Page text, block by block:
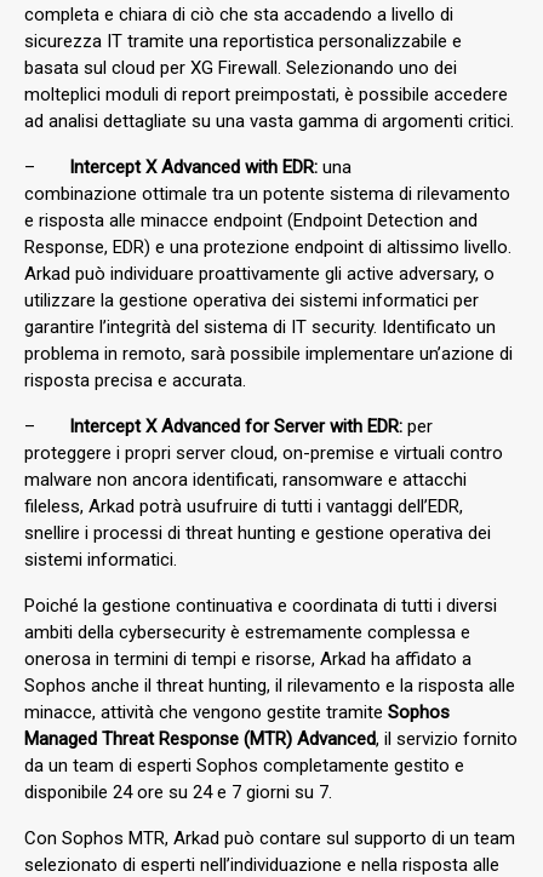
completa e chiara di ciò che sta accadendo a livello di
sicurezza IT tramite una reportistica personalizzabile e
basata sul cloud per XG Firewall. Selezionando uno dei
molteplici moduli di report preimpostati, è possibile accedere
ad analisi dettagliate su una vasta gamma di argomenti critici.
– Intercept X Advanced with EDR: una
combinazione ottimale tra un potente sistema di rilevamento
e risposta alle minacce endpoint (Endpoint Detection and
Response, EDR) e una protezione endpoint di altissimo livello.
Arkad può individuare proattivamente gli active adversary, o
utilizzare la gestione operativa dei sistemi informatici per
garantire l’integrità del sistema di IT security. Identificato un
problema in remoto, sarà possibile implementare un’azione di
risposta precisa e accurata.
– Intercept X Advanced for Server with EDR: per
proteggere i propri server cloud, on-premise e virtuali contro
malware non ancora identificati, ransomware e attacchi
fileless, Arkad potrà usufruire di tutti i vantaggi dell’EDR,
snellire i processi di threat hunting e gestione operativa dei
sistemi informatici.
Poiché la gestione continuativa e coordinata di tutti i diversi
ambiti della cybersecurity è estremamente complessa e
onerosa in termini di tempi e risorse, Arkad ha affidato a
Sophos anche il threat hunting, il rilevamento e la risposta alle
minacce, attività che vengono gestite tramite Sophos
Managed Threat Response (MTR) Advanced, il servizio fornito
da un team di esperti Sophos completamente gestito e
disponibile 24 ore su 24 e 7 giorni su 7.
Con Sophos MTR, Arkad può contare sul supporto di un team
selezionato di esperti nell’individuazione e nella risposta alle